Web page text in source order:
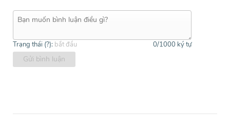
Trạng thái (?): bắt đầu 0/1000 ký tự
Gửi bình luận